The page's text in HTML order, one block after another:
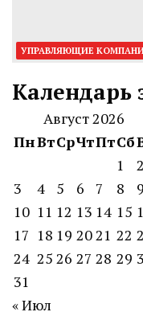
УПРАВЛЯЮЩИЕ
Календарь
Август 2026
ПнВтСрЧтПтСб
1
2
3
4 5 6 7 8
9
10 11 12 13 14 15
17 18 19 2021 22
24 25 26 27 28 29
31
« Июл